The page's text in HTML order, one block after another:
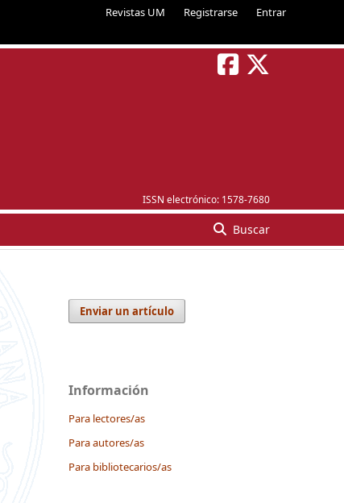
Revistas UM Registrarse Entrar
ISSN electrónico: 1578-7680
Buscar
Enviar un artículo
Información
Para lectores/as
Para autores/as
Para bibliotecarios/as